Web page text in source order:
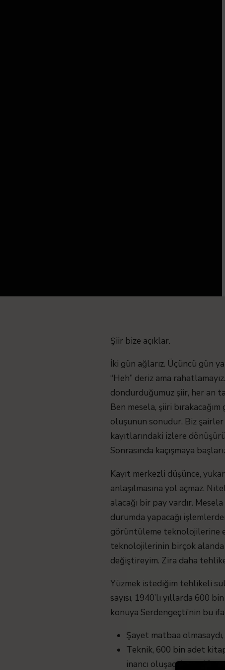
Şiir bize açıklar.
İki gün ağlarız. Üçüncü gün
“Heh” deriz ama
dondurduğumuz şiir, her an
Ben mesela, şiiri
oluşunun sonudur. Biz şairler
kayıtlarındaki izlere
Sonrasında kaçışmaya
Kayıt merkezli düşünce,
anlaşılmasına yol açmaz.
alacağı bir pay vardır.
durumda yapacağı
görüntüleme teknolojilerine
teknolojilerinin birçok alanda
değiştireyim. Zira daha
Yüzmek istediğim tehlikeli
sayısı, 1940’lı yıllarda 600
konuya Serdengeçti’nin bu
Şayet matbaa
Teknik, 600 bin adet
inancı oluşacak mıydı?